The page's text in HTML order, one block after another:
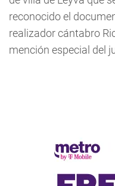
reconocido el
realizador cántabro
mención especial del